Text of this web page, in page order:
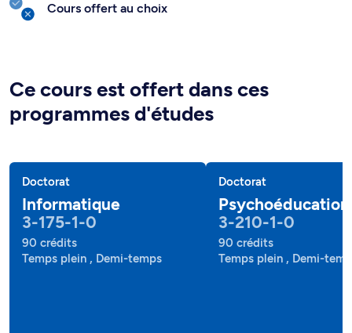
Cours offert au choix
Ce cours est offert dans ces
programmes d'études
Doctorat
Informatique
3-175-1-0
90 crédits
Temps plein , Demi-temps
Doctorat
Psychoéducation
3-210-1-0
90 crédits
Temps plein , Demi-